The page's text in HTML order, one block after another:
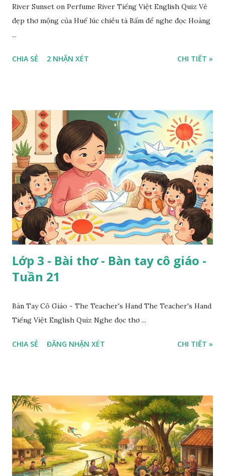
River Sunset on Perfume River Tiếng Việt English Quiz Vẻ
đẹp thơ mộng của Huế lúc chiều tà Bấm để nghe đọc Hoàng
...
CHIA SẺ 2 NHẬN XÉT CHI TIẾT »
Lớp 3 - Bài thơ - Bàn tay cô giáo -
Tuần 21
Bàn Tay Cô Giáo - The Teacher's Hand The Teacher's Hand
Tiếng Việt English Quiz Nghe đọc thơ ...
CHIA SẺ ĐĂNG NHẬN XÉT CHI TIẾT »